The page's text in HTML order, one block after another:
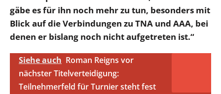
gäbe es für ihn noch mehr zu tun, besonders mit
Blick auf die Verbindungen zu TNA und AAA, bei
denen er bislang noch nicht aufgetreten ist.“
Siehe auch Roman Reigns vor
nächster Titelverteidigung:
Teilnehmerfeld für Turnier steht fest